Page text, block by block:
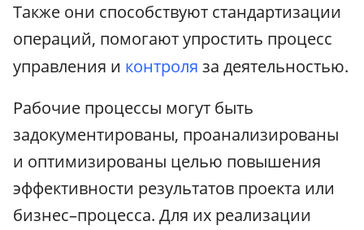
Также они способствуют стандартизации
операций, помогают упростить процесс
управления и контроля за деятельностью.
Рабочие процессы могут быть
задокументированы, проанализированы
и оптимизированы целью повышения
эффективности результатов проекта или
бизнес–процесса. Для их реализации